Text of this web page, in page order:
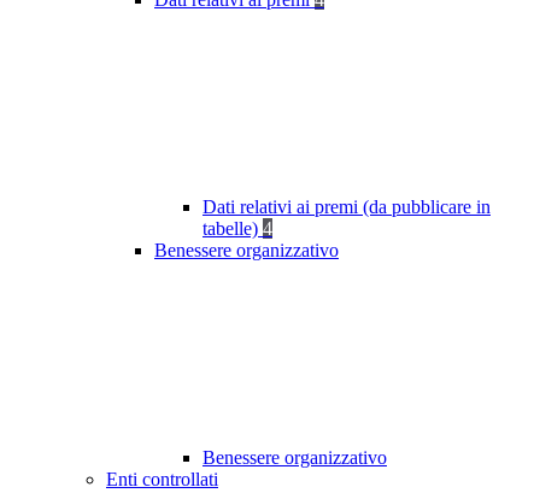
Dati relativi ai premi (da pubblicare in
tabelle) 4
Benessere organizzativo
Benessere organizzativo
Enti controllati